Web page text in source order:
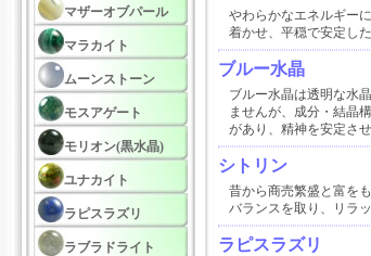
マザーオブパール
マラカイト
ムーンストーン
モスアゲート
モリオン(黒水晶)
ユナカイト
ラピスラズリ
ラブラドライト
やわらかなエネルギー
着かせ、平穏で安定し
ブルー水晶
ブルー水晶は透明な水
ませんが、成分・結晶
があり、精神を安定さ
シトリン
昔から商売繁盛と富を
バランスを取り、リラ
ラピスラズリ